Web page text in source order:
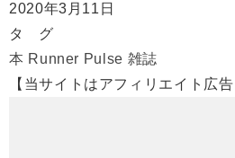
2020年3月11日
タ グ
本 Runner Pulse 雑誌
【当サイトはアフィリエイト広